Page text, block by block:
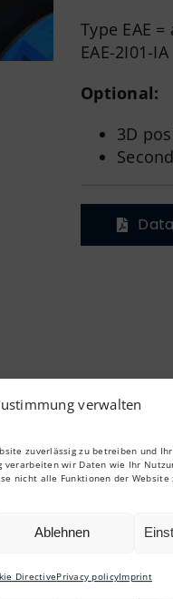
verwalten
zuverlässig zu betreiben und
verarbeiten wir Daten wie Ihr
nicht alle Funktionen der Website
Ablehnen
DirectivePrivacy policyImprint
Type EAE
EAE-2I01-IA
Optional:
3D